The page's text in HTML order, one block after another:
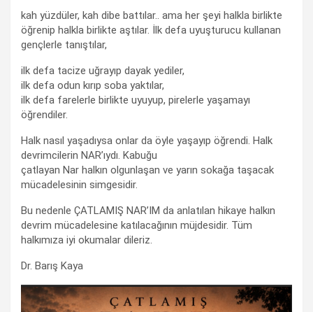
kah yüzdüler, kah dibe battılar.. ama her şeyi halkla birlikte
öğrenip halkla birlikte aştılar. İlk defa uyuşturucu kullanan
gençlerle tanıştılar,
ilk defa tacize uğrayıp dayak yediler,
ilk defa odun kırıp soba yaktılar,
ilk defa farelerle birlikte uyuyup, pirelerle yaşamayı
öğrendiler.
Halk nasıl yaşadıysa onlar da öyle yaşayıp öğrendi. Halk
devrimcilerin NAR’ıydı. Kabuğu
çatlayan Nar halkın olgunlaşan ve yarın sokağa taşacak
mücadelesinin simgesidir.
Bu nedenle ÇATLAMIŞ NAR’IM da anlatılan hikaye halkın
devrim mücadelesine katılacağının müjdesidir. Tüm
halkımıza iyi okumalar dileriz.
Dr. Barış Kaya